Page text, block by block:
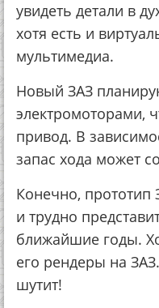
увидеть детали в
хотя есть и
мультимедиа.
Новый ЗАЗ
электромоторами,
привод. В
запас хода может
Конечно, прототип
и трудно
ближайшие годы.
его рендеры на
шутит!